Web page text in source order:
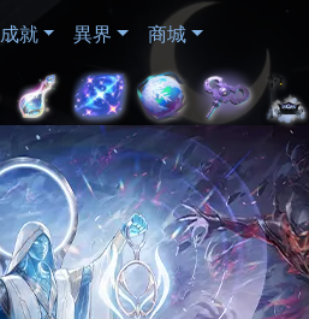
成就 異界 商城